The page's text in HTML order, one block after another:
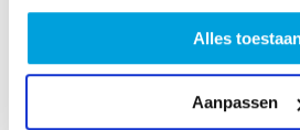
Alles
Aanpassen
subsidieregelingen in het leven
geen stichting of vereniging hoeft
laagdrempelig subsidie kan
hebben we een mooie culturele
aanbieders van lessen en